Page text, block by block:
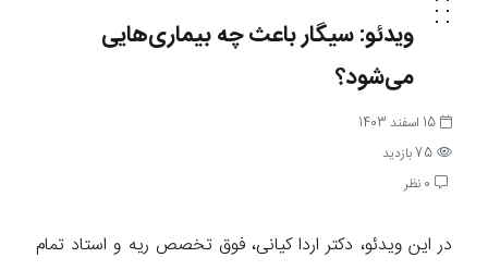
ویدئو: سیگار باعث چه بیماری‌هایی
می‌شود؟
15 اسفند 1403
75 بازدید
0 نظر
در این ویدئو، دکتر اردا کیانی، فوق تخصص ریه و استاد تمام